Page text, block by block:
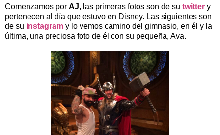
Comenzamos por AJ, las primeras fotos son de su twitter y
pertenecen al día que estuvo en Disney. Las siguientes son
de su instagram y lo vemos camino del gimnasio, en él y la
última, una preciosa foto de él con su pequeña, Ava.